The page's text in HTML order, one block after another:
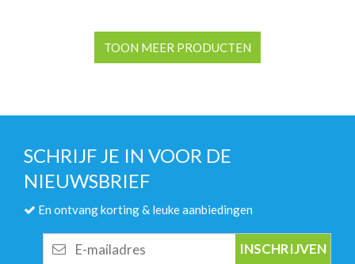
TOON MEER PRODUCTEN
SCHRIJF JE IN VOOR DE
NIEUWSBRIEF
En ontvang korting & leuke aanbiedingen
mailadres